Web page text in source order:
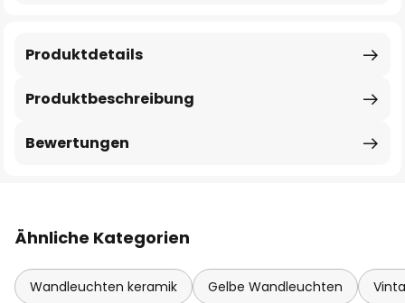
Produktbeschreibung
Produktdetails
Bewertungen
Ähnliche Kategorien
Wandleuchten keramik Gelbe Wandleuchten